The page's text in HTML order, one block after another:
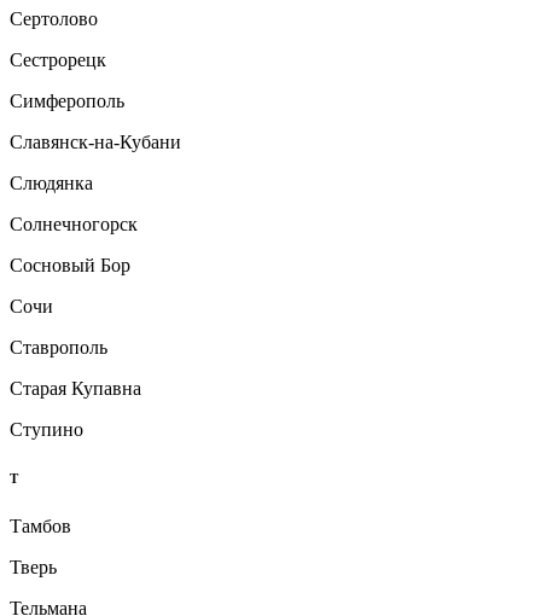
Сертолово
Сестрорецк
Симферополь
Славянск-на-Кубани
Слюдянка
Солнечногорск
Сосновый Бор
Сочи
Ставрополь
Старая Купавна
Ступино
Т
Тамбов
Тверь
Тельмана